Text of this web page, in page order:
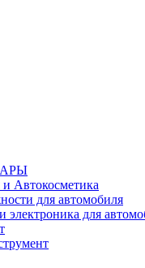
Автокосметика
для автомобиля
электроника для